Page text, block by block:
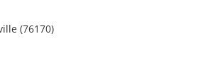
(76170)